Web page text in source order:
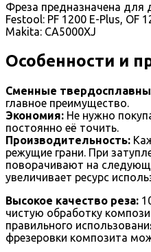
Фреза предназначена для
Festool: PF 1200 E-Plus, OF
Makita: CA5000XJ
Особенности и
Сменные
главное преимущество.
Экономия: Не нужно
постоянно её точить.
Производительность:
режущие грани. При
поворачивают на
увеличивает ресурс
Высокое качество реза:
чистую обработку
правильного
фрезеровки композита